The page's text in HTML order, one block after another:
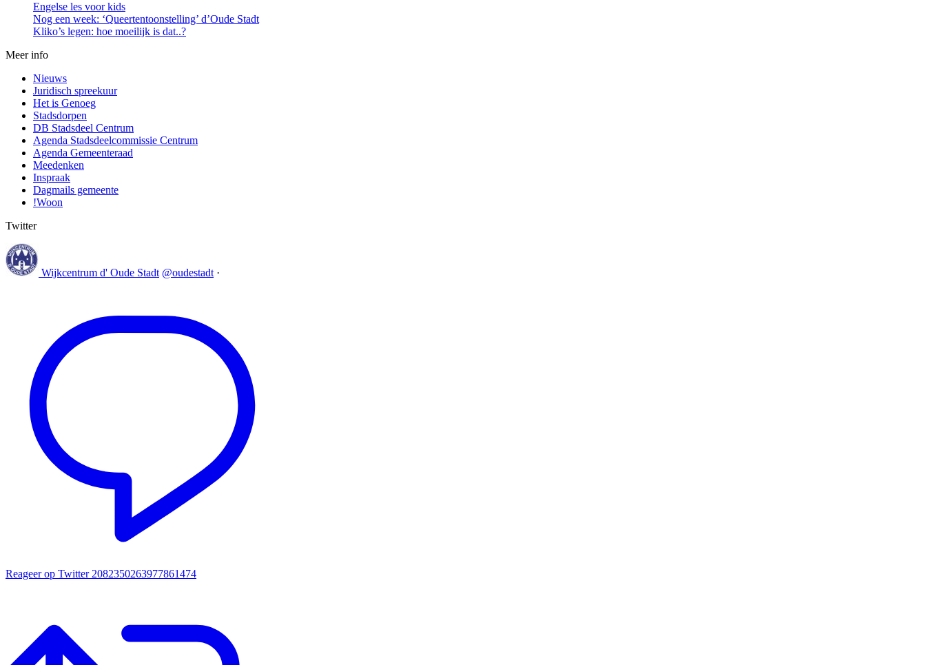
Engelse les voor kids
Nog een week: ‘Queertentoonstelling’ d’Oude Stadt
Kliko’s legen: hoe moeilijk is dat..?
Meer info
Nieuws
Juridisch spreekuur
Het is Genoeg
Stadsdorpen
DB Stadsdeel Centrum
Agenda Stadsdeelcommissie Centrum
Agenda Gemeenteraad
Meedenken
Inspraak
Dagmails gemeente
!Woon
Twitter
Wijkcentrum d' Oude Stadt @oudestadt ·
Reageer op Twitter 2082350263977861474